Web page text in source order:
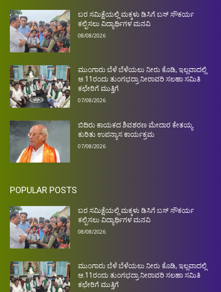
ಬರ ಸಮಿಕ್ಷೆಯಲ್ಲಿ ಮಕ್ಕಳು ಡಿಸಿಗೆ ಬಸ್ ಸೌಕರ್ಯ
ಕಲ್ಪಿಸಲು ವಿದ್ಯಾರ್ಥಿಗಳ ಮನವಿ
08/08/2026
ಮುಂಗಾರು ಬೆಳೆ ಬೆಳೆಯಲು ನೀರು ಕೊಡಿ, ಇಲ್ಲವಾದಲ್ಲಿ
ಆ.11ರಂದು ತುಂಗಭದ್ರಾ ನೀರಾವರಿ ಸಲಹಾ ಸಮಿತಿ
ಕಛೇರಿಗೆ ಮುತ್ತಿಗೆ
07/08/2026
ಬಿದಿರು ಕಾಯಕದ ಶಿವಶರಣ ಮೇದಾರ ಕೇತಯ್ಯ
ಕುರಿತು ಉಪನ್ಯಾಸ ಕಾರ್ಯಕ್ರಮ
07/08/2026
POPULAR POSTS
ಬರ ಸಮಿಕ್ಷೆಯಲ್ಲಿ ಮಕ್ಕಳು ಡಿಸಿಗೆ ಬಸ್ ಸೌಕರ್ಯ
ಕಲ್ಪಿಸಲು ವಿದ್ಯಾರ್ಥಿಗಳ ಮನವಿ
08/08/2026
ಮುಂಗಾರು ಬೆಳೆ ಬೆಳೆಯಲು ನೀರು ಕೊಡಿ, ಇಲ್ಲವಾದಲ್ಲಿ
ಆ.11ರಂದು ತುಂಗಭದ್ರಾ ನೀರಾವರಿ ಸಲಹಾ ಸಮಿತಿ
ಕಛೇರಿಗೆ ಮುತ್ತಿಗೆ